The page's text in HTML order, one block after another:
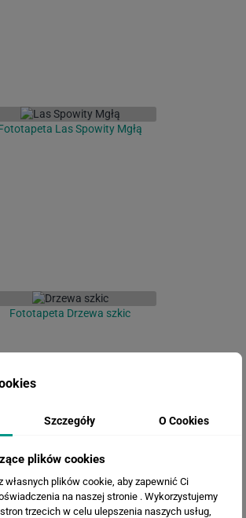
Las Spowity Mgłą
Fototapeta Drzewa szkic
Fototapeta Las we mgle
Szczegóły O Cookies
plików cookies
własnych plików cookie, aby zapewnić Ci
na naszej stronie . Wykorzystujemy
trzecich w celu ulepszenia naszych usług,